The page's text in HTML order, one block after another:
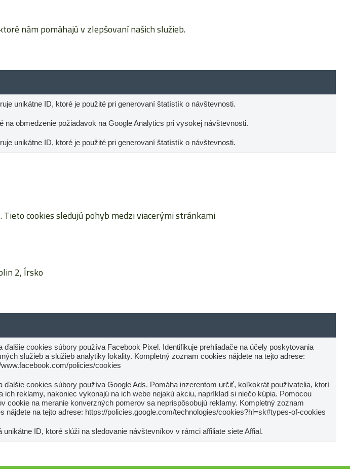
nám pomáhajú v zlepšovaní našich služieb.
unikátne ID, ktoré je použité pri generovaní štatístík o návštevnosti.
na obmedzenie požiadavok na Google Analytics pri vysokej návštevnosti.
unikátne ID, ktoré je použité pri generovaní štatístík o návštevnosti.
cookies sledujú pohyb medzi viacerými stránkami
2, Írsko
ďalšie cookies súbory používa Facebook Pixel. Identifikuje prehliadače na účely poskytovania
služieb a služieb analytiky lokality. Kompletný zoznam cookies nájdete na tejto adrese:
policies/cookies
ďalšie cookies súbory používa Google Ads. Pomáha inzerentom určiť, koľkokrát používatelia, ktorí
ich reklamy, nakoniec vykonajú na ich webe nejakú akciu, napríklad si niečo kúpia. Pomocou
cookie na meranie konverzných pomerov sa neprispôsobujú reklamy. Kompletný zoznam
nájdete na tejto adrese: https://policies.google.com/technologies/cookies?hl=sk#types-of-cookies
unikátne ID, ktoré slúži na sledovanie návštevníkov v rámci affiliate siete Affial.